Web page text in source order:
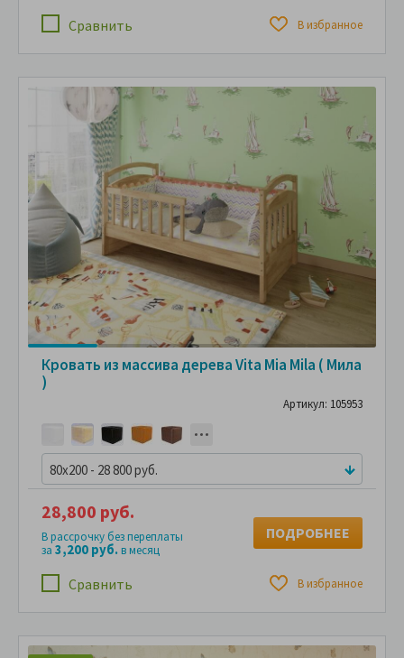
Сравнить В избранное
Кровать из массива дерева Vita Mia Mila ( Мила
)
Артикул: 105953
80x200 - 28 800 руб.
Сравнить В избранное
28,800 руб.
В рассрочку без переплаты
за 3,200 руб.в месяц
ПОДРОБНЕЕ